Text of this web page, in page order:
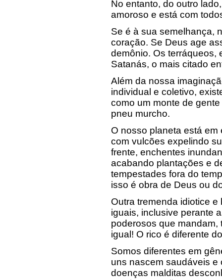
No entanto, do outro
amoroso e está com
Se é à sua semelhança,
coração. Se Deus age
demônio. Os terráqueos,
Satanás, o mais citado
Além da nossa
individual e coletivo,
como um monte de
pneu murcho.
O nosso planeta está
com vulcões expelindo
frente, enchentes
acabando plantações e
tempestades fora do
isso é obra de Deus ou
Outra tremenda idiotice
iguais, inclusive perante
poderosos que
igual! O rico é diferente
Somos diferentes em
uns nascem saudáveis e
doenças malditas